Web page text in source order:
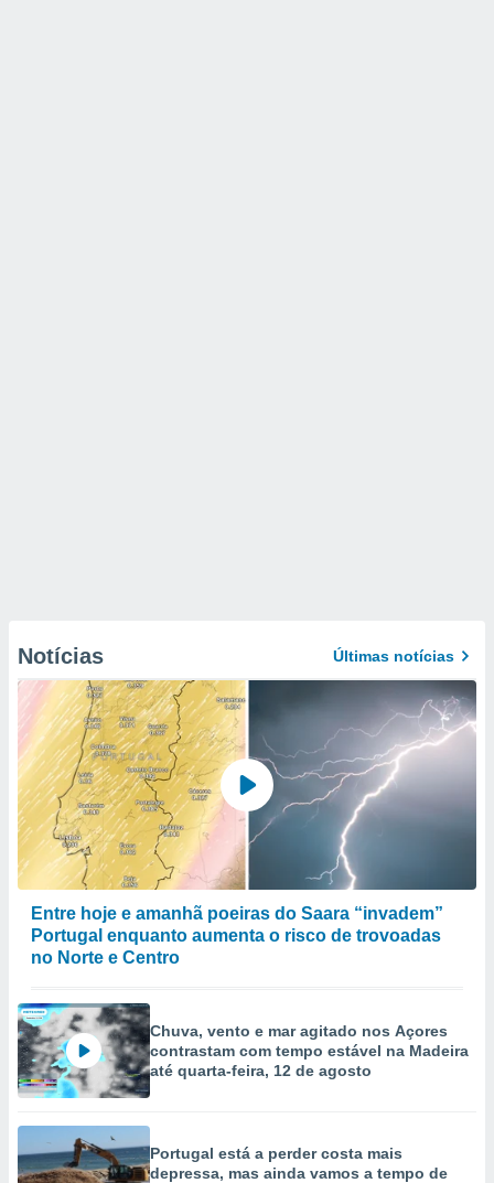
Notícias Últimas notícias
Entre hoje e amanhã poeiras do Saara “invadem”
Portugal enquanto aumenta o risco de trovoadas
no Norte e Centro
Chuva, vento e mar agitado nos Açores
contrastam com tempo estável na Madeira
até quarta-feira, 12 de agosto
Portugal está a perder costa mais
depressa, mas ainda vamos a tempo de